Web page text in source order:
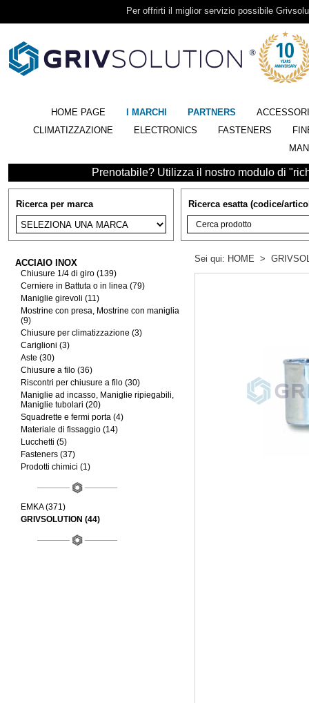
Per offrirti il miglior servizio possibile
HOME PAGE I MARCHI PARTNERS
ACCESSORI
CLIMATIZZAZIONE
ELECTRONICS FASTENERS
Prenotabile? Utilizza il nostro modulo di
Ricerca per marca Ricerca esatta (codice/
ACCIAIO INOX
Chiusure 1/4 di giro (139)
Cerniere in Battuta o in linea (79)
Maniglie girevoli (11)
Mostrine con presa, Mostrine con maniglia
(9)
Chiusure per climatizzazione (3)
Cariglioni (3)
Aste (30)
Chiusure a filo (36)
Riscontri per chiusure a filo (30)
Maniglie ad incasso, Maniglie ripiegabili,
Maniglie tubolari (20)
Squadrette e fermi porta (4)
Materiale di fissaggio (14)
Lucchetti (5)
Fasteners (37)
Prodotti chimici (1)
EMKA (371)
GRIVSOLUTION (44)
Sei qui: HOME >